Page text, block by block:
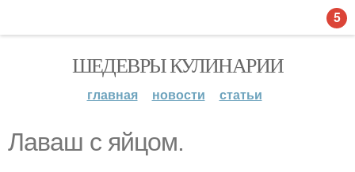
ШЕДЕВРЫ КУЛИНАРИИ
главная новости статьи
Лаваш с яйцом.
5